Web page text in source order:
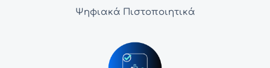
Ψηφιακά Πιστοποιητικά